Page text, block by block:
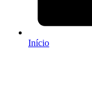
Início